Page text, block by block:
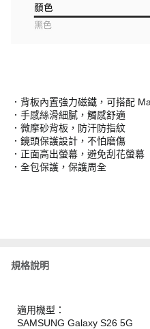
．背板內置強力磁鐵，可搭配
．手感絲滑細膩，觸感舒適
．微摩砂背板，防汗防指紋
．鏡頭保護設計，不怕磨傷
．正面高出螢幕，避免刮花螢幕
．全包保護，保護周全
規格說明
適用機型：
SAMSUNG Galaxy S26 5G